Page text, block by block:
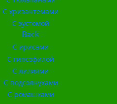
С хризантемами
С эустомой
Back
С ирисами
С гипсофилой
С лилиями
С подсолнухами
С ромашками